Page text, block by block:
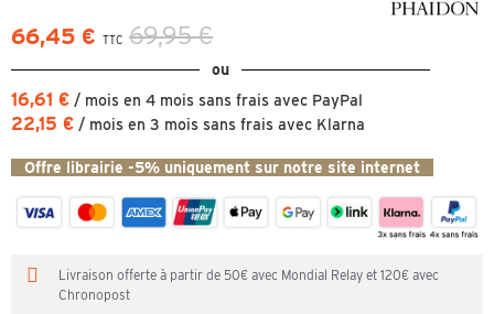
66,45 € TTC 69,95 €
ou
16,61 € / mois en 4 mois sans frais avec PayPal
22,15 € / mois en 3 mois sans frais avec Klarna
Offre librairie -5% uniquement sur notre site internet
Livraison offerte à partir de 50€ avec Mondial Relay et 120€ avec
Chronopost